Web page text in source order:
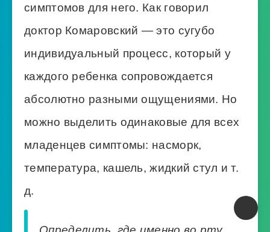
симптомов для него. Как говорил
доктор Комаровский — это сугубо
индивидуальный процесс, который у
каждого ребенка сопровождается
абсолютно разными ощущениями. Но
можно выделить одинаковые для всех
младенцев симптомы: насморк,
температура, кашель, жидкий стул и т.
д.